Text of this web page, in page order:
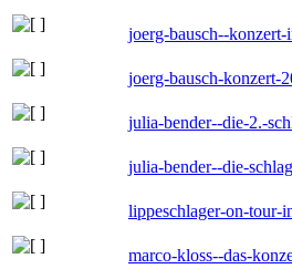
joerg-bausch--
joerg-bausch-konzert-
julia-bender--die-2.-
julia-bender--die-
lippeschlager-on-tour-
marco-kloss--das-